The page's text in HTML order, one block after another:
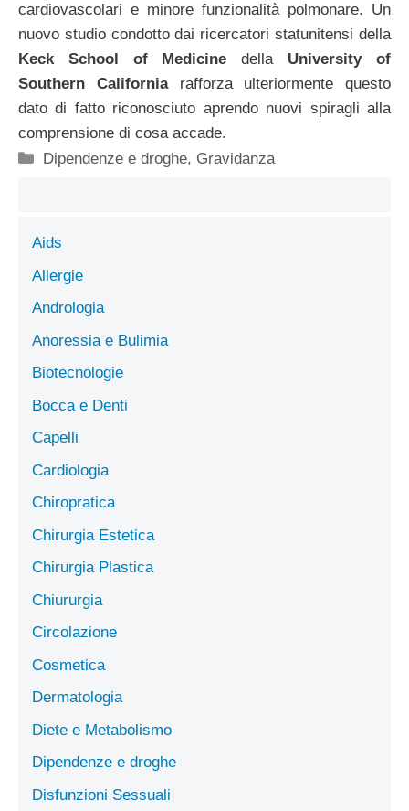
cardiovascolari e minore funzionalità polmonare. Un
nuovo studio condotto dai ricercatori statunitensi della
Keck School of Medicine della University of
Southern Californiarafforza ulteriormente questo
dato di fatto riconosciuto aprendo nuovi spiragli alla
comprensione di cosa accade.
Categorie
Dipendenze e droghe, Gravidanza
Aids
Allergie
Andrologia
Anoressia e Bulimia
Biotecnologie
Bocca e Denti
Capelli
Cardiologia
Chiropratica
Chirurgia Estetica
Chirurgia Plastica
Chiururgia
Circolazione
Cosmetica
Dermatologia
Diete e Metabolismo
Dipendenze e droghe
Disfunzioni Sessuali